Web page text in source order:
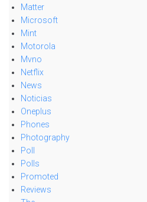
Matter
Microsoft
Mint
Motorola
Mvno
Netflix
News
Noticias
Oneplus
Phones
Photography
Poll
Polls
Promoted
Reviews